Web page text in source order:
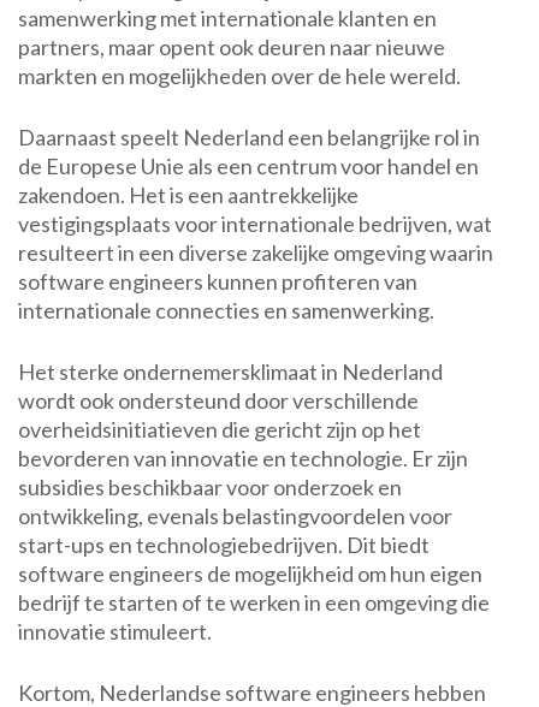
samenwerking met internationale klanten en
partners, maar opent ook deuren naar nieuwe
markten en mogelijkheden over de hele wereld.
Daarnaast speelt Nederland een belangrijke rol in
de Europese Unie als een centrum voor handel en
zakendoen. Het is een aantrekkelijke
vestigingsplaats voor internationale bedrijven, wat
resulteert in een diverse zakelijke omgeving waarin
software engineers kunnen profiteren van
internationale connecties en samenwerking.
Het sterke ondernemersklimaat in Nederland
wordt ook ondersteund door verschillende
overheidsinitiatieven die gericht zijn op het
bevorderen van innovatie en technologie. Er zijn
subsidies beschikbaar voor onderzoek en
ontwikkeling, evenals belastingvoordelen voor
start-ups en technologiebedrijven. Dit biedt
software engineers de mogelijkheid om hun eigen
bedrijf te starten of te werken in een omgeving die
innovatie stimuleert.
Kortom, Nederlandse software engineers hebben